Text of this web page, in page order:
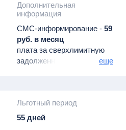
Дополнительная
информация
СМС-информирование -59
руб. в месяц
плата за сверхлимитную
задолженность -
390 руб.
штраф за пропуск
минимального платежа -
еще
Льготный период
55 дней